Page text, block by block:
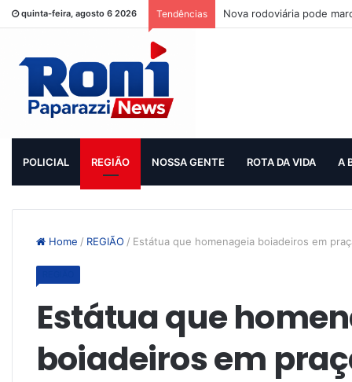
quinta-feira, agosto 6 2026 Tendências Nova rodoviária pode
POLICIAL REGIÃO NOSSA GENTE ROTA DA VIDA A
Home / REGIÃO / Estátua que homenageia boiadeiros em
Estátua que
boiadeiros em